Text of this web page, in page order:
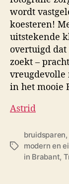
wordt
koesteren!
uitstekende
overtuigd
zoekt –
vreugdevolle
in het mooie
Astrid
T
bruidsparen,
modern en
in Brabant,